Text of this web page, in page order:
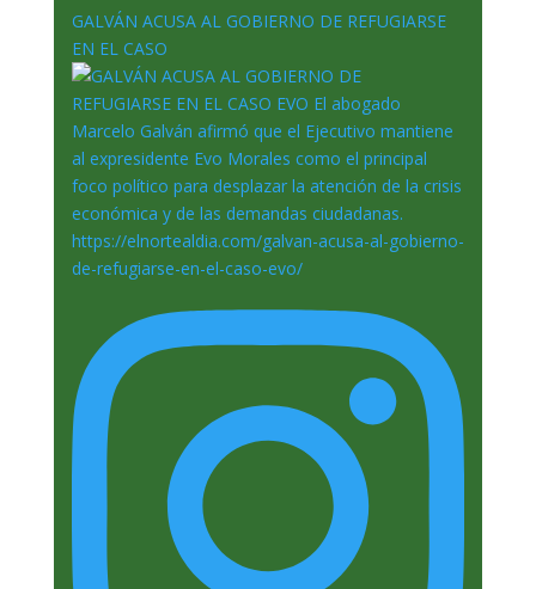
GALVÁN ACUSA AL GOBIERNO DE REFUGIARSE
EN EL CASO